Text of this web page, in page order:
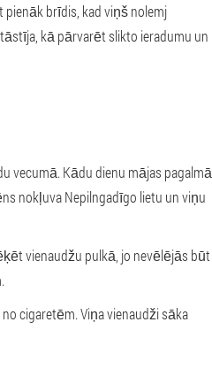
brīdis, kad viņš nolemj
kā pārvarēt slikto ieradumu un
vecumā. Kādu dienu mājas pagalmā
nokļuva Nepilngadīgo lietu un viņu
vienaudžu pulkā, jo nevēlējās būt
cigaretēm. Viņa vienaudži sāka